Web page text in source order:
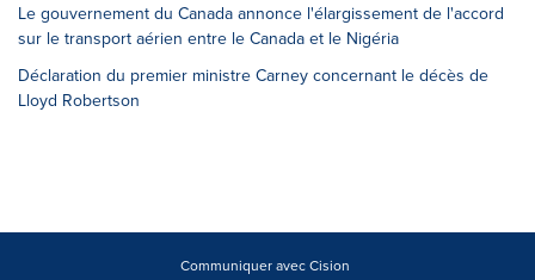
Le gouvernement du Canada annonce l'élargissement de l'accord
sur le transport aérien entre le Canada et le Nigéria
Déclaration du premier ministre Carney concernant le décès de
Lloyd Robertson
Communiquer avec Cision